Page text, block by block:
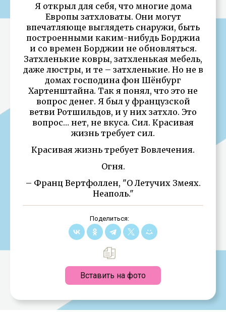
Я открыл для себя, что многие дома
Европы затхловаты. Они могут
впечатляюще выглядеть снаружи, быть
построенными каким-нибудь Борджиа
и со времен Борджии не обновляться.
Затхленькие ковры, затхленькая мебель,
даже люстры, и те – затхленькие. Но не в
домах господина фон Шёнбург
Хартенштайна. Так я понял, что это не
вопрос денег. Я был у французской
ветви Ротшильдов, и у них затхло. Это
вопрос… нет, не вкуса. Сил. Красивая
жизнь требует сил.
Красивая жизнь требует Вовлечения.
Огня.
– Франц Вертфоллен, "О Летучих Змеях.
Неаполь."
Поделиться:
Вставить на фото